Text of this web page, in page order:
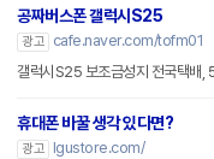
공짜버스폰 갤럭시S25
광고
cafe.naver.com/tofm01
갤럭시S25 보조금성지 전국택배,
휴대폰 바꿀 생각 있다면?
광고
lgustore.com/